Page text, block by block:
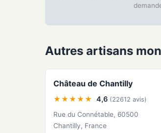
Autres artisans
Château de Chantilly
★★★★★ 4,6 (22612 avis)
Rue du Connétable, 60500
Chantilly, France